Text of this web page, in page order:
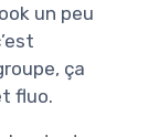
un peu
ça
fluo.